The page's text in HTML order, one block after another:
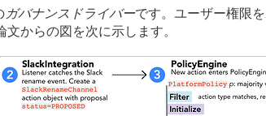
ガバナンスドライバーです。ユーザー権限
からの図を次に示します。